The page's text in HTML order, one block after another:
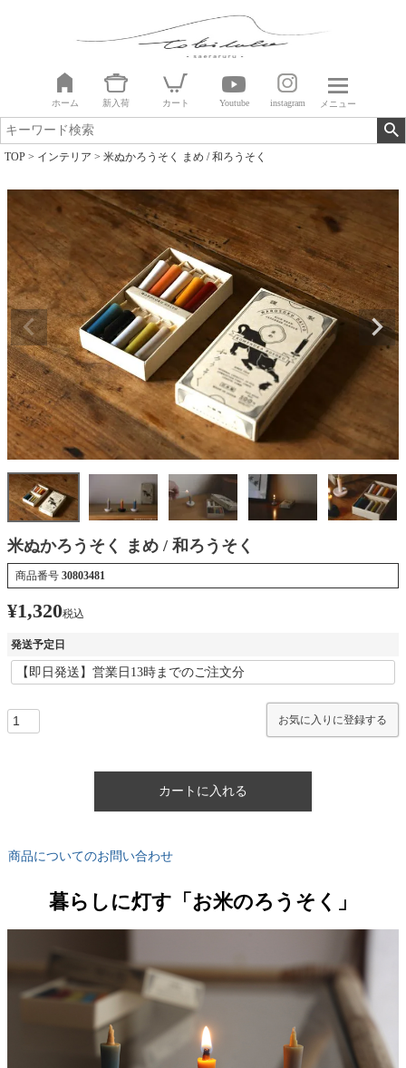
ホーム 新入荷 カート Youtube instagram メニュー
TOP インテリア 米ぬかろうそく まめ / 和ろうそく
米ぬかろうそく まめ / 和ろうそく
商品番号 30803481
¥1,320税込
発送予定日
お気に入りに登録する
カートに入れる
商品についてのお問い合わせ
暮らしに灯す「お米のろうそく」